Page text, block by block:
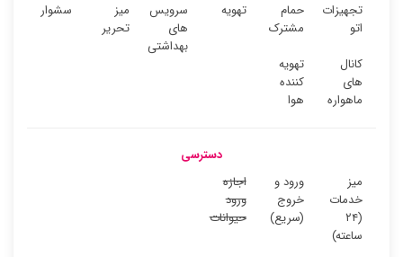
تجهیزات
اتو
حمام
مشترک
تهویه
سرویس
های
بهداشتی
میز
تحریر
سشوار
کانال
های
ماهواره
تهویه
کننده
هوا
دسترسی
میز
خدمات
(۲۴
ساعته)
ورود و
خروج
(سریع)
اجازه
ورود
حیوانات